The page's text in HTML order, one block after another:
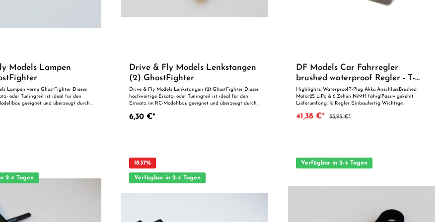
Models Lampen
Lampen vorne GhostFighter Dieses
oder Tuningteil ist ideal für den
geeignet und überzeugt durch
ist es optimal als Ersatzteil
Drive & Fly Models Lenkstangen
(2) GhostFighter
Drive & Fly Models Lenkstangen (2) GhostFighter Dieses
hochwertige Ersatz- oder Tuningteil ist ideal für den
Einsatz im RC-Modellbau geeignet und überzeugt durch
perfekten Passgenauigkeit ist es optimal als Ersatzteil
Erwachsenen.
6,30 €*
DF Models Car Fahrregler
brushed waterproof Regler - T-
Plug
Highlights: WaterproofT-Plug Akku AnschlussBrushed
Motor2S LiPo & 6 Zellen NiMH fähig!Passiv gekühlt
Lieferumfang: 1x Regler Einbaufertig Wichtige
Verschluckbare Kleinteile! Altersempfehlung ab 14 Jahre!
41,38 €* 53,95 €*
2-4 Tagen
18.37%
Verfügbar in 2-4 Tagen
Verfügbar in 2-4 Tagen